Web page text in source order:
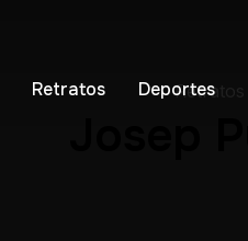
Retratos Deportes
Retratos